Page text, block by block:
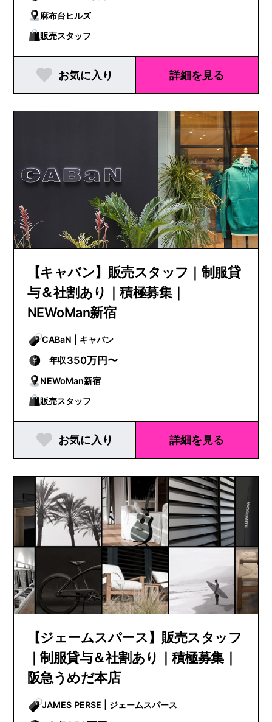
麻布台ヒルズ
販売スタッフ
お気に入り 詳細を見る
【キャバン】販売スタッフ｜制服貸
与＆社割あり｜積極募集｜
NEWoMan新宿
CABaN | キャバン
年収350万円〜
NEWoMan新宿
販売スタッフ
お気に入り 詳細を見る
【ジェームスパース】販売スタッフ
｜制服貸与＆社割あり｜積極募集｜
阪急うめだ本店
JAMES PERSE | ジェームスパース